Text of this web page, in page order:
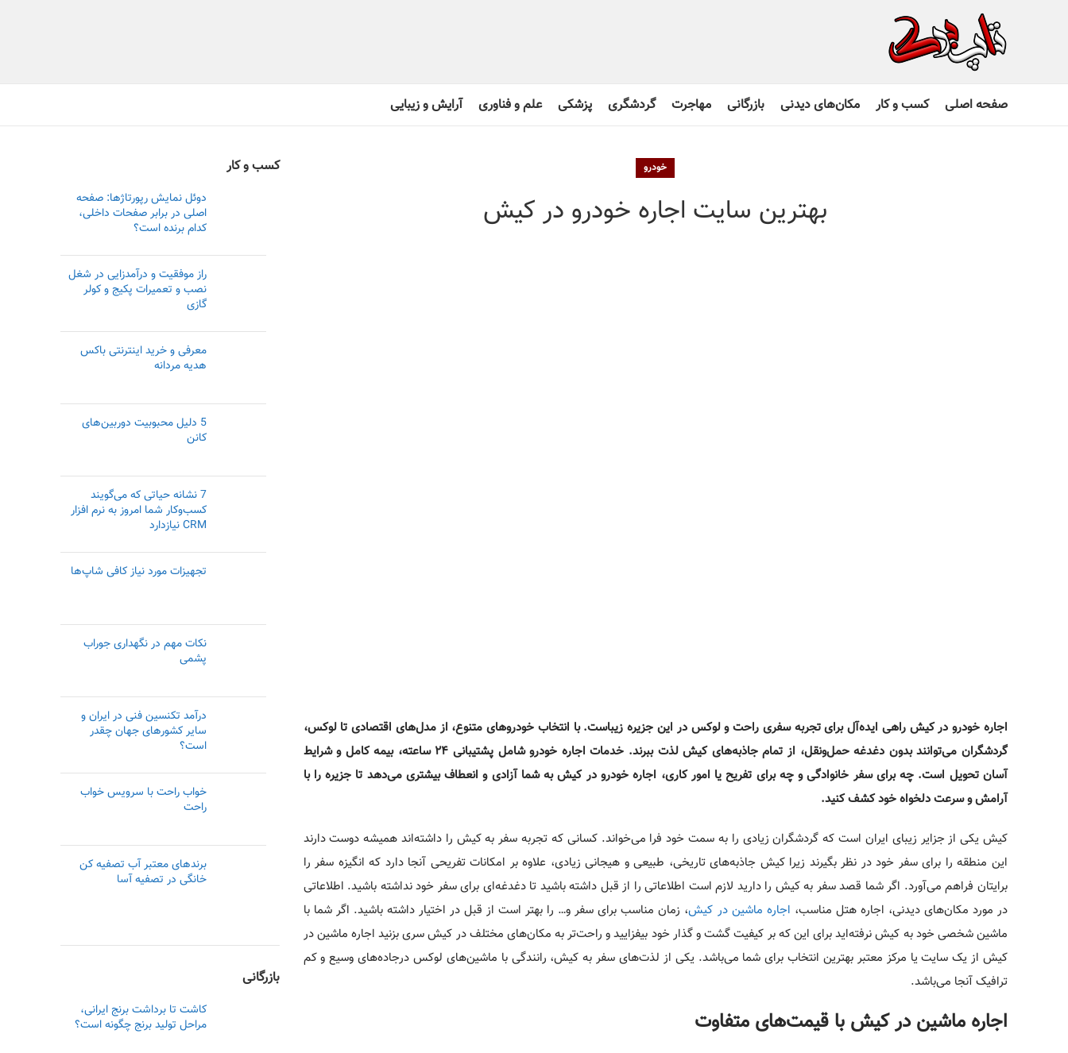
صفحه اصلی کسب و کار مکان‌های دیدنی بازرگانی مهاجرت گردشگری پزشکی علم و فناوری آرایش و زیبایی
خودرو
بهترین سایت اجاره خودرو در کیش
اجاره خودرو در کیش راهی ایده‌آل برای تجربه سفری راحت و لوکس در این جزیره زیباست. با انتخاب خودروهای متنوع، از مدل‌های اقتصادی تا لوکس،
گردشگران می‌توانند بدون دغدغه حمل‌ونقل، از تمام جاذبه‌های کیش لذت ببرند. خدمات اجاره خودرو شامل پشتیبانی ۲۴ ساعته، بیمه کامل و شرایط
آسان تحویل است. چه برای سفر خانوادگی و چه برای تفریح یا امور کاری، اجاره خودرو در کیش به شما آزادی و انعطاف بیشتری می‌دهد تا جزیره را با
آرامش و سرعت دلخواه خود کشف کنید.
کیش یکی از جزایر زیبای ایران است که گردشگران زیادی را به سمت خود فرا می­‌خواند. کسانی که تجربه سفر به کیش را داشته­‌اند همیشه دوست دارند
این منطقه را برای سفر خود در نظر بگیرند زیرا کیش جاذبه‌­های تاریخی، طبیعی و هیجانی زیادی، علاوه بر امکانات تفریحی آنجا دارد که انگیزه سفر را
برایتان فراهم می‌­آورد. اگر شما قصد سفر به کیش را دارید لازم است اطلاعاتی را از قبل داشته باشید تا دغدغه‌­ای برای سفر خود نداشته باشید. اطلاعاتی
در مورد مکان­‌های دیدنی، اجاره هتل مناسب، اجاره ماشین در کیش، زمان مناسب برای سفر و… را بهتر است از قبل در اختیار داشته باشید. اگر شما با
ماشین شخصی خود به کیش نرفته‌­اید برای این که بر کیفیت گشت­ و گذار خود بیفزایید و راحت‌تر به مکان‌­های مختلف در کیش سری بزنید اجاره ماشین در
کیش از یک سایت یا مرکز معتبر بهترین انتخاب برای شما می‌­باشد. یکی از لذت‌های سفر به کیش، رانندگی با ماشین­‌های لوکس درجاد‌ه­‌های وسیع و کم
ترافیک آنجا می‌­باشد.
اجاره ماشین در کیش با قیمت­‌های متفاوت
کسب و کار
دوئل نمایش رپورتاژها: صفحه
اصلی در برابر صفحات داخلی،
کدام برنده است؟
راز موفقیت و درآمدزایی در شغل
نصب و تعمیرات پکیج و کولر
گازی
معرفی و خرید اینترنتی باکس
هدیه مردانه
5 دلیل محبوبیت دوربین‌های
کانن
7 نشانه حیاتی که می‌گویند
کسب‌وکار شما امروز به نرم افزار
CRM نیازدارد
تجهیزات مورد نیاز کافی شاپ‌ها
نکات مهم در نگهداری جوراب
پشمی
درآمد تکنسین فنی در ایران و
سایر کشورهای جهان چقدر
است؟
خواب راحت با سرویس خواب
راحت
برندهای معتبر آب تصفیه کن
خانگی در تصفیه آسا
بازرگانی
کاشت تا برداشت برنج ایرانی،
مراحل تولید برنج چگونه است؟